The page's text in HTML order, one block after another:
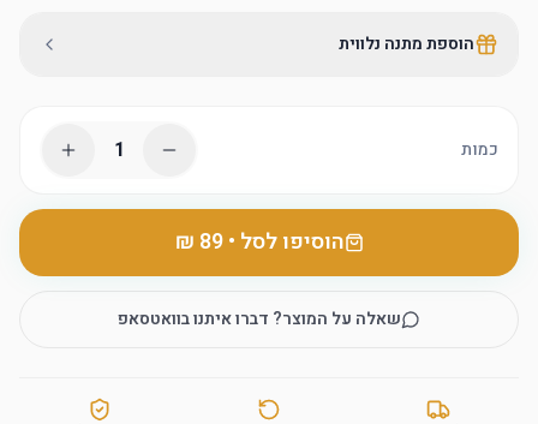
הוספת מתנה נלווית
כמות 1
הוסיפו לסל •
‏89 ₪
שאלה על המוצר? דברו איתנו בוואטסאפ